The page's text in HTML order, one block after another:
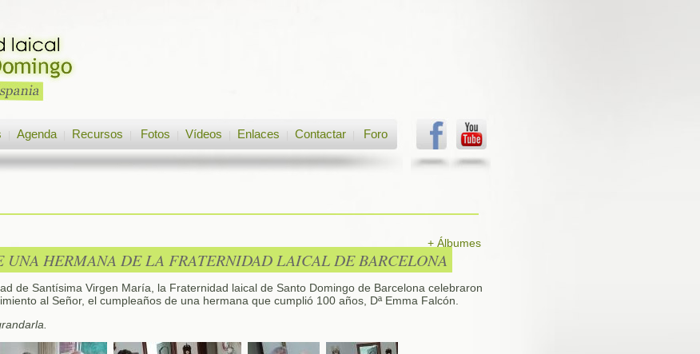
Agenda Recursos Fotos Vídeos Enlaces Contactar Foro
+ Álbumes
UNA HERMANA DE LA FRATERNIDAD LAICAL DE BARCELONA
de Santísima Virgen María, la Fraternidad laical de Santo Domingo de Barcelona celebraron
al Señor, el cumpleaños de una hermana que cumplió 100 años, Dª Emma Falcón.